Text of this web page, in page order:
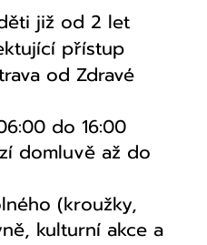
již od 2 let
přístup
od Zdravé
do 16:00
domluvě až do
(kroužky,
kulturní akce a